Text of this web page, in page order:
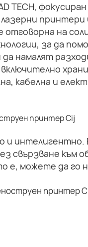
TECH,
принтери
отговорна на
за да
намалят
кабелна и
интелигентно.
свързване към
е, можете да го